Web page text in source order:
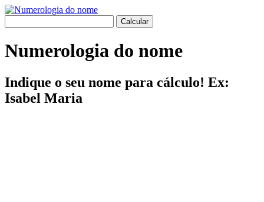
Numerologia do nome
Indique o seu nome para cálculo! Ex:
Isabel Maria